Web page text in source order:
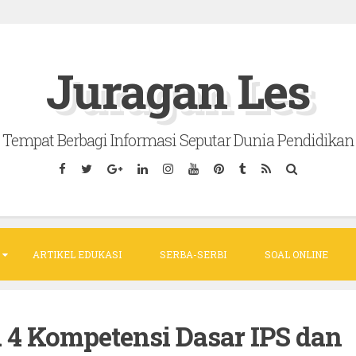
Juragan Les
Tempat Berbagi Informasi Seputar Dunia Pendidikan
ARTIKEL EDUKASI SERBA-SERBI SOAL ONLINE
Kompetensi Dasar IPS dan